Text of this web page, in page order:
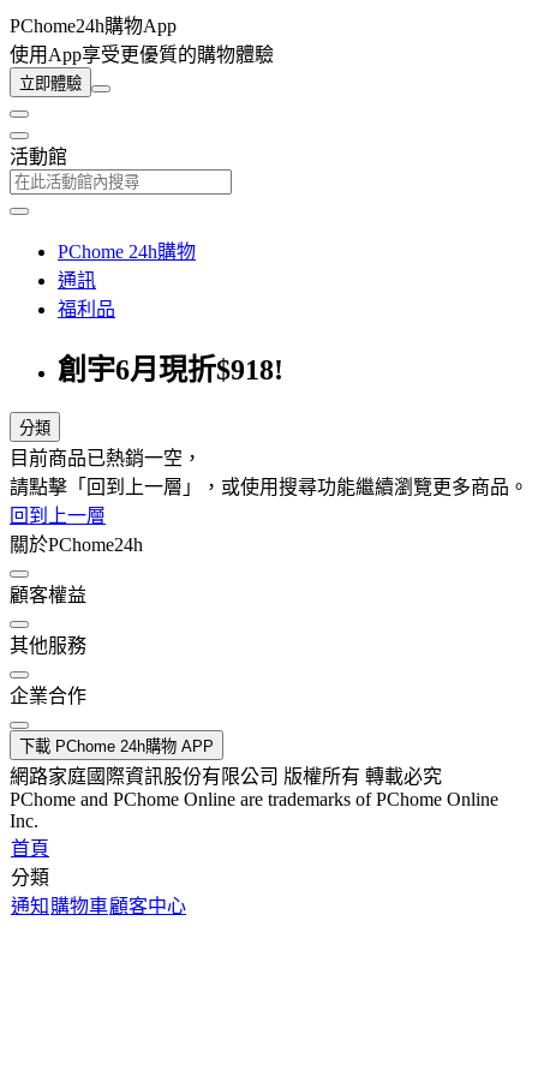
PChome24h購物App
使用App享受更優質的購物體驗
立即體驗
活動館
PChome 24h購物
通訊
福利品
創宇6月現折$918!
分類
目前商品已熱銷一空，
請點擊「回到上一層」，或使用搜尋功能繼續瀏覽更多商品。
回到上一層
關於PChome24h
顧客權益
其他服務
企業合作
下載 PChome 24h購物 APP
網路家庭國際資訊股份有限公司 版權所有 轉載必究
PChome and PChome Online are trademarks of PChome Online
Inc.
首頁
分類
通知 購物車顧客中心